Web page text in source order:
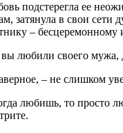
подстерегла ее
затянула в свои сети
–
любили своего мужа,
– не слишком
любишь, то просто